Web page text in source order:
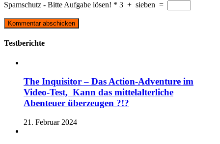
Spamschutz - Bitte Aufgabe lösen! * 3 + sieben =
Testberichte
The Inquisitor – Das Action-Adventure im
Video-Test, Kann das mittelalterliche
Abenteuer überzeugen ?!?
21. Februar 2024